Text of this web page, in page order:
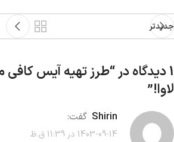
جدیدتر
1 دیدگاه در “
طرز تهیه آیس کافی
لاوا!”
shirin گفت:
1403-09-14 در 11:39 ق.ظ